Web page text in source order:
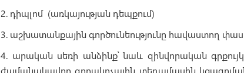
2. դիպլոմ (առկայության դեպքում)
3. աշխատանքային գործունեությունը հավաստող
4. արական սեռի անձինք՝ նաև զինվորական
ժամանակավոր զորակոչային տեղամասին